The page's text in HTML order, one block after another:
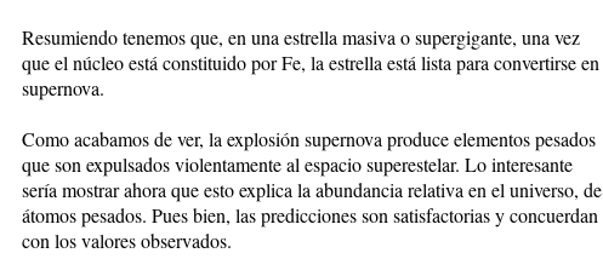
Resumiendo tenemos que, en una estrella masiva o supergigante, una vez
que el núcleo está constituido por Fe, la estrella está lista para convertirse en
supernova.
Como acabamos de ver, la explosión supernova produce elementos pesados
que son expulsados violentamente al espacio superestelar. Lo interesante
sería mostrar ahora que esto explica la abundancia relativa en el universo, de
átomos pesados. Pues bien, las predicciones son satisfactorias y concuerdan
con los valores observados.